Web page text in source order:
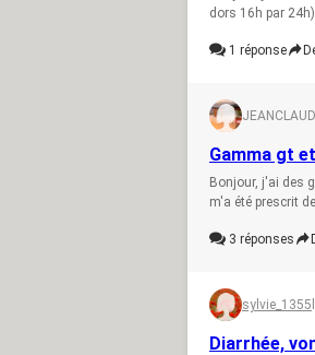
dors 16h par 24h)
1 réponse
Gamma gt
Bonjour, j'ai des
m'a été prescrit
3 réponses
sylvie_1355
Diarrhée,